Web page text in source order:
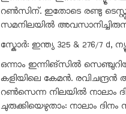
റൺസിന്. ഇതോടെ രണ്ടു
സമനിലയിൽ
സ്കോർ: ഇന്ത്യ 325 & 276/7 d,
ഒന്നാം ഇന്നിങ്സിൽ
കളിയിലെ കേമൻ. രവിചന്ദ്രൻ
റൺസെന്ന നിലയിൽ നാലാം
ചുരുക്കിയെഴുതാം: നാലാം